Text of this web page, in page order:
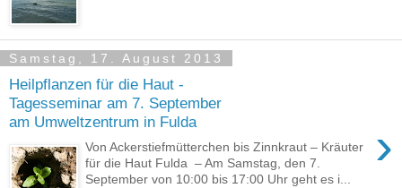
Samstag, 17. August 2013
Heilpflanzen für die Haut -
Tagesseminar am 7. September
am Umweltzentrum in Fulda
›
Von Ackerstiefmütterchen bis Zinnkraut – Kräuter
für die Haut Fulda – Am Samstag, den 7.
September von 10:00 bis 17:00 Uhr geht es i...